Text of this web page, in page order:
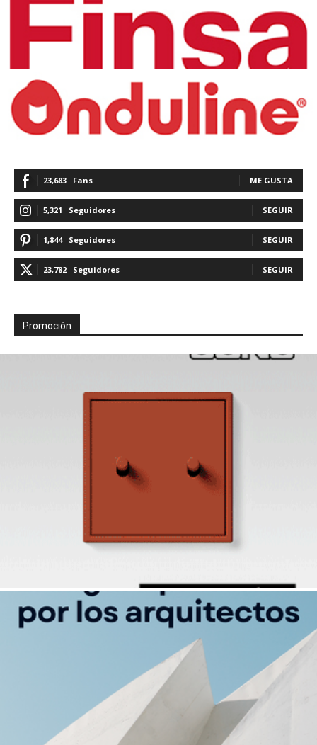
23,683 Fans ME GUSTA
5,321 Seguidores SEGUIR
1,844 Seguidores SEGUIR
23,782 Seguidores SEGUIR
Promoción